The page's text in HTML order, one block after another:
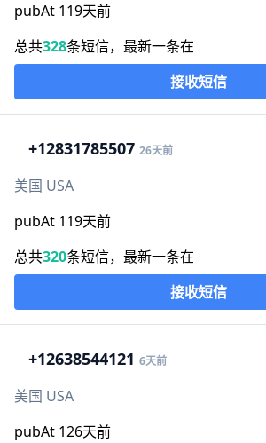
pubAt 119天前
总共328条短信，最新一条在
接收短信
+12831785507 26天前
美国 USA
pubAt 119天前
总共320条短信，最新一条在
接收短信
+12638544121 6天前
美国 USA
pubAt 126天前